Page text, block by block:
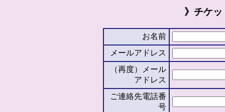
》チケ
お名前
メールアドレス
（再度）メール
アドレス
ご連絡先電話番
号